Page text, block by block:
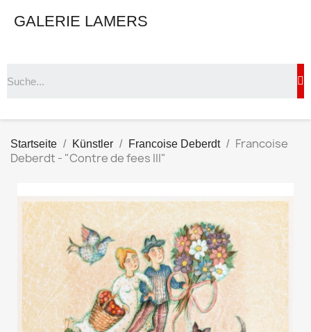
GALERIE LAMERS
Startseite Künstler Francoise Deberdt
Francoise
Deberdt - "Contre de fees III"